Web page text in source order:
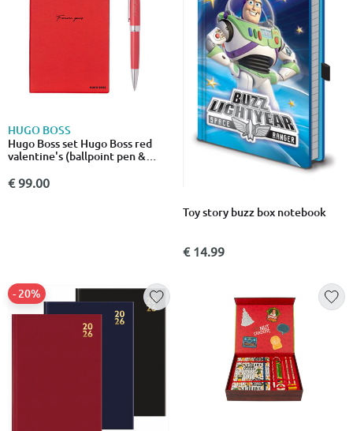
HUGO BOSS
Hugo Boss set Hugo Boss red
valentine's (ballpoint pen &
€ 99.00
Toy story buzz box notebook
€ 14.99
- 20%